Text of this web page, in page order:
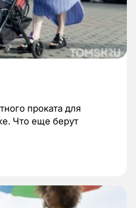
проката для
Что еще берут